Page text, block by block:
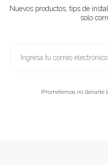
Nuevos productos, tips de
solo
¡Prometemos no llenarte